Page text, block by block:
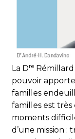
La Dre
pouvoir
familles
familles est très
moments
d’une mission :